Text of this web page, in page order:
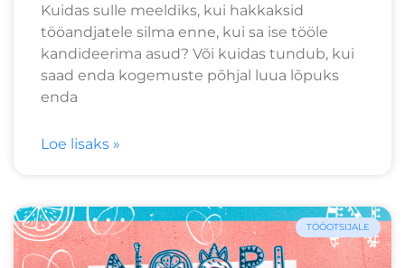
Kuidas sulle meeldiks, kui hakkaksid
tööandjatele silma enne, kui sa ise tööle
kandideerima asud? Või kuidas tundub, kui
saad enda kogemuste põhjal luua lõpuks
enda
Loe lisaks »
TÖÖOTSIJALE